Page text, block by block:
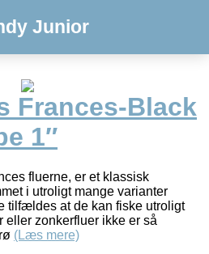
Junior
Frances-Black
1″
fluerne, er et klassisk
i utroligt mange varianter
tilfældes at de kan fiske utroligt
eller zonkerfluer ikke er så
(Læs mere)